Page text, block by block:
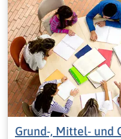
Grund-, Mittel- und